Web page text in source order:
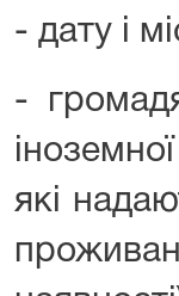
- дату і
-
які